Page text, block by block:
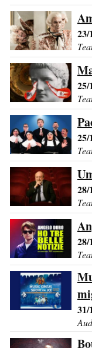
23/
25/
25/
28/
28/
31/